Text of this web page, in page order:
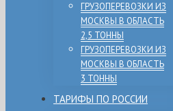
ГРУЗОПЕРЕВОЗКИ ИЗ
МОСКВЫ В ОБЛАСТЬ
2,5 ТОННЫ
ГРУЗОПЕРЕВОЗКИ ИЗ
МОСКВЫ В ОБЛАСТЬ
3 ТОННЫ
ТАРИФЫ ПО РОССИИ